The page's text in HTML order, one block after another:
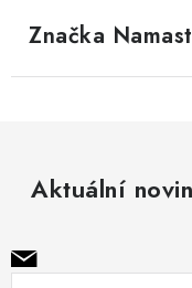
Značka
Aktuální